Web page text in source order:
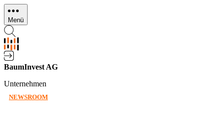
Direkt
zum
Inhalt
Menü
BaumInvest AG
Unternehmen
NEWSROOM